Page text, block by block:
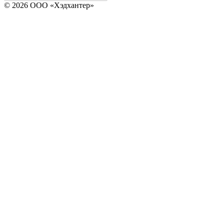
© 2026 ООО «Хэдхантер»